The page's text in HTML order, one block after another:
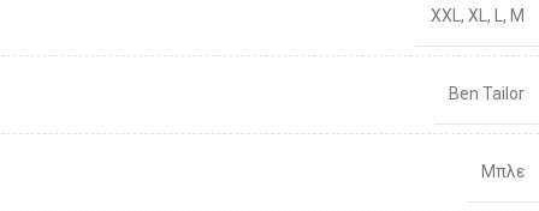
XXL , XL , , M
Ben Tailor
Μπλε